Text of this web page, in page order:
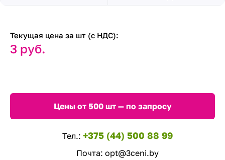
Текущая цена за шт (с НДС):
3 руб.
Цены от 500 шт — по запросу
Тел.: +375 (44) 500 88 99
Почта: opt@3ceni.by